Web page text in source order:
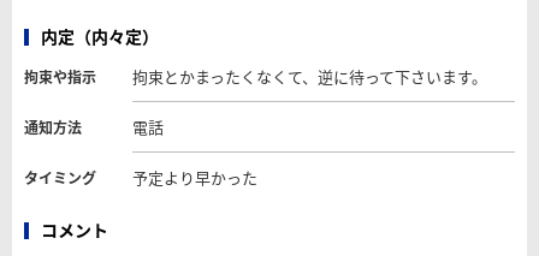
内定（内々定）
拘束や指示 拘束とかまったくなくて、逆に待って下さいます。
通知方法 電話
タイミング 予定より早かった
コメント